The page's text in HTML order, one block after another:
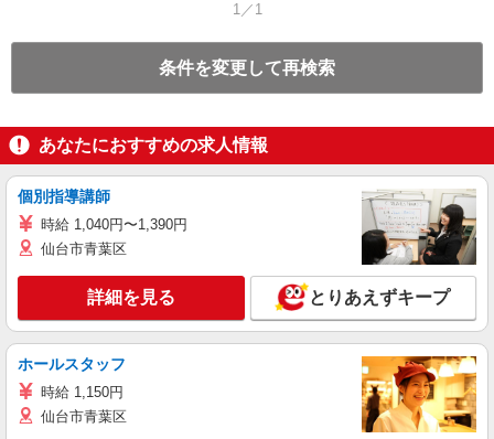
1／1
条件を変更して再検索
あなたにおすすめの求人情報
個別指導講師
時給 1,040円〜1,390円
仙台市青葉区
詳細を見る とりあえずキープ
ホールスタッフ
時給 1,150円
仙台市青葉区